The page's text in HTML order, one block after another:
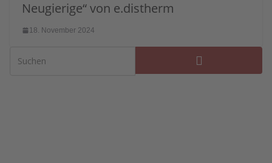
Neugierige“ von e.distherm
18. November 2024